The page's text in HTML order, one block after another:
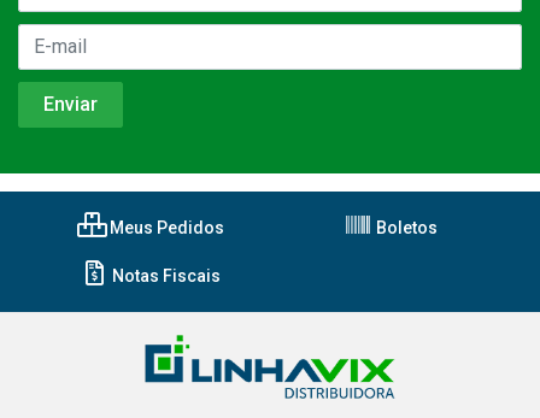
Meus Pedidos Boletos
Notas Fiscais